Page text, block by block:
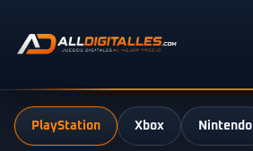
PlayStation Xbox Nintendo